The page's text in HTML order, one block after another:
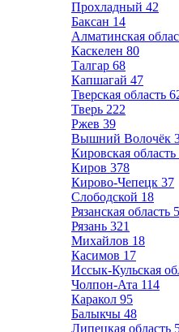
Прохладный 42
Баксан 14
Алматинская
Каскелен 80
Талгар 68
Капшагай 47
Тверская область
Тверь 222
Ржев 39
Вышний Волочёк
Кировская область
Киров 378
Кирово-Чепецк 37
Слободской 18
Рязанская область
Рязань 321
Михайлов 18
Касимов 17
Иссык-Кульская
Чолпон-Ата 114
Каракол 95
Балыкчы 48
Липецкая область